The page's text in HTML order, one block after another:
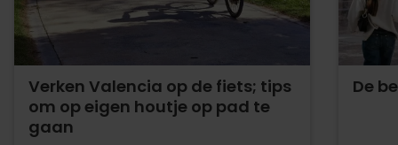
Verken Valencia op de fiets; tips
om op eigen houtje op pad te
gaan
De